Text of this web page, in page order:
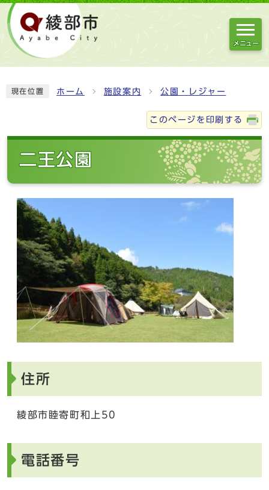
メニュー
現在位置 ホーム 施設案内 公園・レジャー
このページを印刷する
二王公園
住所
綾部市睦寄町和上50
電話番号